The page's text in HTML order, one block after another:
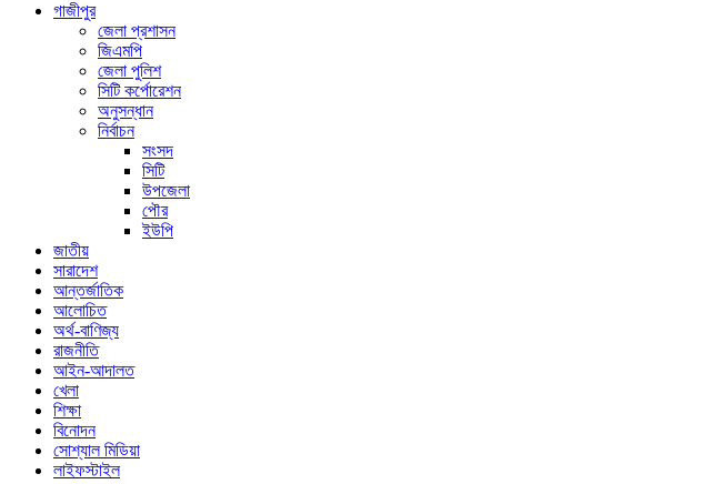
গাজীপুর
জেলা প্রশাসন
জিএমপি
জেলা পুলিশ
সিটি কর্পোরেশন
অনুসন্ধান
নির্বাচন
সংসদ
সিটি
উপজেলা
পৌর
ইউপি
জাতীয়
সারাদেশ
আন্তর্জাতিক
আলোচিত
অর্থ-বাণিজ্য
রাজনীতি
আইন-আদালত
খেলা
শিক্ষা
বিনোদন
সোশ্যাল মিডিয়া
লাইফস্টাইল